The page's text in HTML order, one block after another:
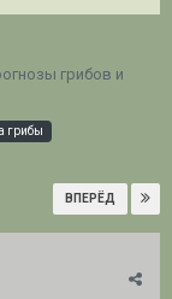
грибов и
грибы
ВПЕРЁД